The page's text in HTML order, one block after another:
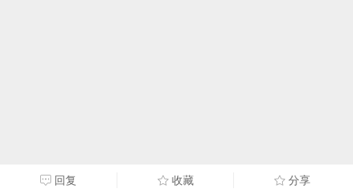
回复 收藏 分享